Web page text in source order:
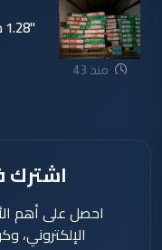
منذ 43
اشترك
احصل على أهم
الإلكتروني،